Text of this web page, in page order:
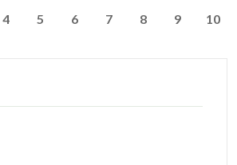
4 5 6 7 8 9 10